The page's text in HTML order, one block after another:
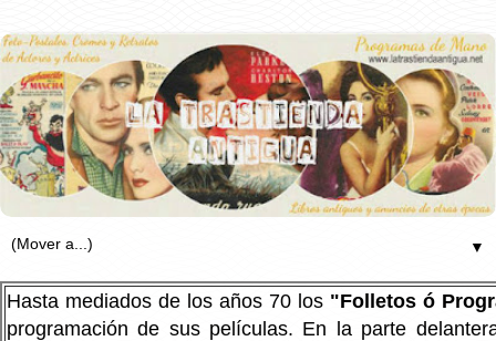
▼
Hasta mediados de los años 70 los "Folletos ó
programación de sus películas. En la parte